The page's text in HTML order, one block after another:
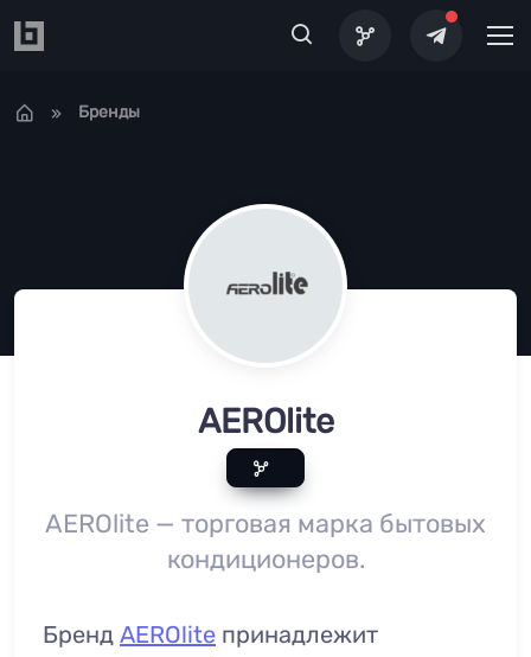
Бренды
AEROlite
AEROlite — торговая марка бытовых
кондиционеров.
Бренд AEROlite принадлежит